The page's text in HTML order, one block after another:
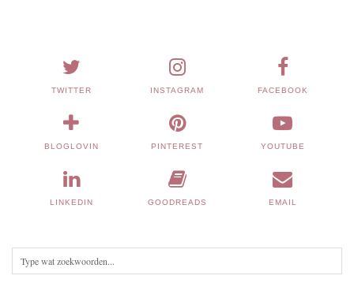
TWITTER INSTAGRAM FACEBOOK
BLOGLOVIN PINTEREST YOUTUBE
LINKEDIN GOODREADS EMAIL